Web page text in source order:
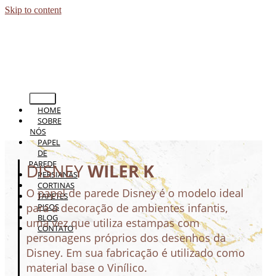
Skip to content
HOME
SOBRE
NÓS
PAPEL
DE
PAREDE
PERSIANAS
CORTINAS
TAPETES
PISOS
BLOG
CONTATO
DISNEYWILER K
O papel de parede Disney é o modelo ideal
para a decoração de ambientes infantis,
uma vez que utiliza estampas com
personagens próprios dos desenhos da
Disney. Em sua fabricação é utilizado como
material base o Vinílico.